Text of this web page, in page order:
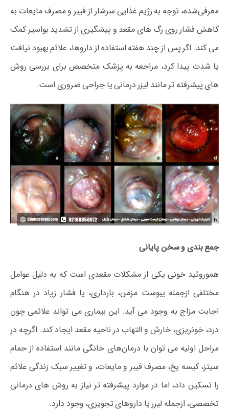
معرفی‌شده، توجه به رژیم غذایی سرشار از فیبر و مصرف مایعات به
کاهش فشار روی رگ‌ های مقعد و پیشگیری از تشدید بواسیر کمک
می‌ کند. اگر پس از چند هفته استفاده از داروها، علائم بهبود نیافت
یا شدت پیدا کرد، مراجعه به پزشک متخصص برای بررسی روش‌
های پیشرفته‌ تر مانند لیزر درمانی یا جراحی ضروری است.
جمع بندی و سخن پایانی
هموروئید خونی یکی از مشکلات مقعدی است که به دلیل عوامل
مختلفی ازجمله یبوست مزمن، بارداری، یا فشار زیاد در هنگام
اجابت مزاج به وجود می‌ آید. این بیماری می‌ تواند علائمی چون
درد، خونریزی، خارش و التهاب در ناحیه مقعد ایجاد کند. اگرچه در
مراحل اولیه می‌ توان با درمان‌های خانگی مانند استفاده از حمام
سیتز، کیسه یخ، مصرف فیبر و مایعات، و تغییر سبک زندگی علائم
را تسکین داد، اما در موارد پیشرفته‌ تر نیاز به روش‌ های درمانی
تخصصی، ازجمله لیزر یا داروهای تجویزی، وجود دارد.